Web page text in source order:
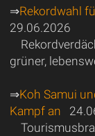
⇒Rekordwahl
29.06.2026
grüner,
⇒Koh Samui
Kampf an